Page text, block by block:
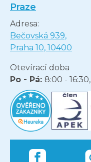
Praze
Adresa:
Bečovská 939,
Praha 10, 10400
Otevírací doba
Po - Pá: 8:00 - 16:30,